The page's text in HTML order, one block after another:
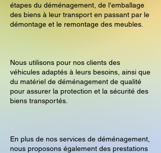
étapes du déménagement, de l'emballage
des biens à leur transport en passant par le
démontage et le remontage des meubles.
Nous utilisons pour nos clients des
véhicules adaptés à leurs besoins, ainsi que
du matériel de déménagement de qualité
pour assurer la protection et la sécurité des
biens transportés.
En plus de nos services de déménagement,
nous proposons également des prestations